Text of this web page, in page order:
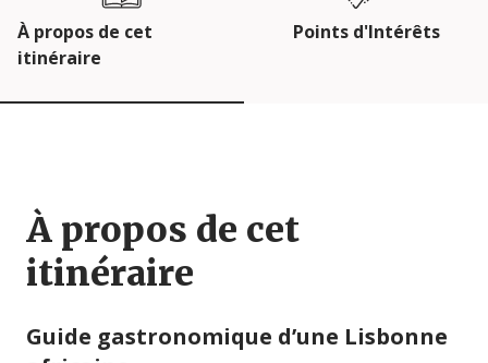
À propos de cet
itinéraire
Points d'Intérêts
À propos de cet
itinéraire
Guide gastronomique d’une Lisbonne